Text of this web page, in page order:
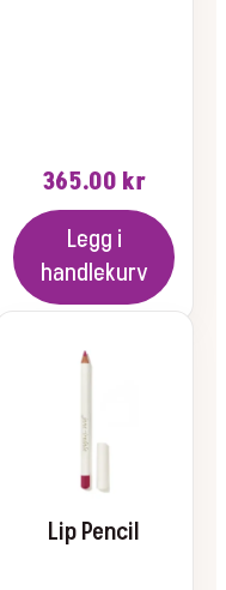
365.00 kr
Legg i
handlekurv
Lip Pencil
produktet
Alternativene
velges